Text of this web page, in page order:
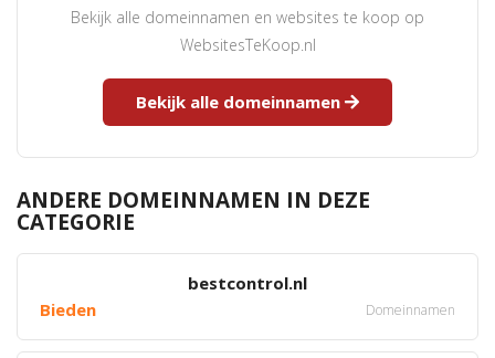
Bekijk alle domeinnamen en websites te koop op
WebsitesTeKoop.nl
Bekijk alle domeinnamen
ANDERE DOMEINNAMEN IN DEZE
CATEGORIE
bestcontrol.nl
Bieden
Domeinnamen